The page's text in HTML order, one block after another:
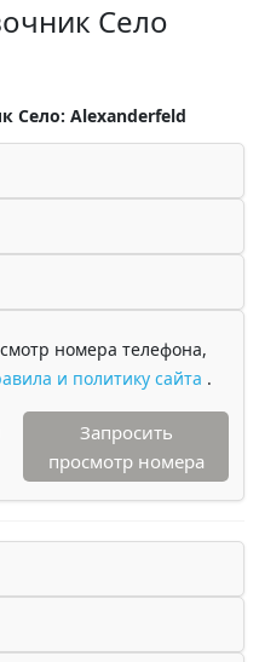
Село
Село: Alexanderfeld
номера телефона,
и политику сайта .
Запросить
просмотр номера